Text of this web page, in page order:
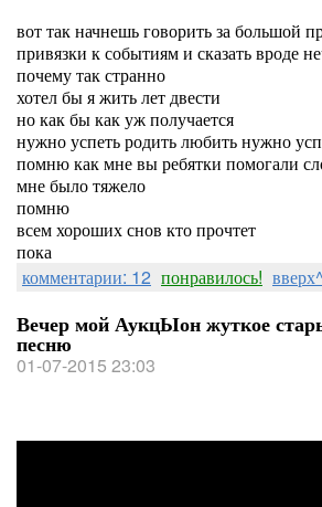
вот так начнешь говорить за большой
привязки к событиям и сказать вроде
почему так странно
хотел бы я жить лет двести
но как бы как уж получается
нужно успеть родить любить нужно
помню как мне вы ребятки помогали
мне было тяжело
помню
всем хороших снов кто прочтет
пока
комментарии: 12 понравилось! вверх^
Вечер мой АукцЫон жуткое
песню
01-07-2015 23:03